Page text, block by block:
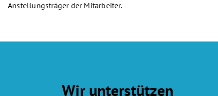
Anstellungsträger der Mitarbeiter.
Wir unterstützen